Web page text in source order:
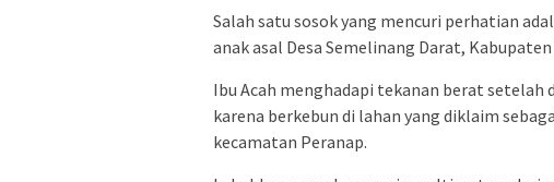
Salah satu sosok yang mencuri perhatian
anak asal Desa Semelinang Darat,
Ibu Acah menghadapi tekanan berat setelah
karena berkebun di lahan yang diklaim
kecamatan Peranap.